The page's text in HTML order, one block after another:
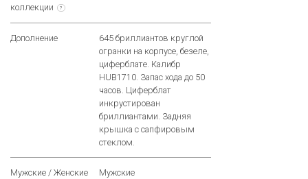
коллекции
?
Дополнение
645 бриллиантов круглой
огранки на корпусе, безеле,
циферблате. Калибр
HUB1710. Запас хода до 50
часов. Циферблат
инкрустирован
бриллиантами. Задняя
крышка с сапфировым
стеклом.
Мужские / Женские Мужские